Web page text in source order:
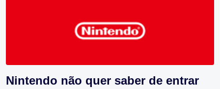
Nintendo não quer saber de entrar